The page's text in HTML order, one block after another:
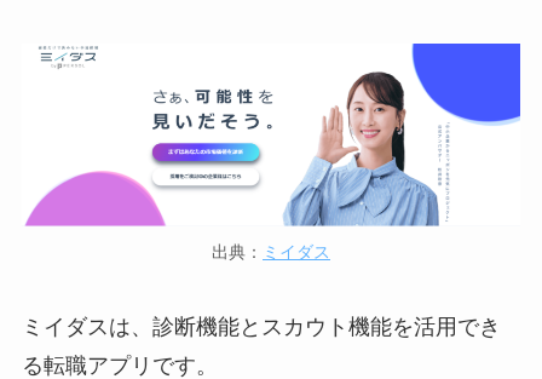
出典： ミイダス
ミイダスは、診断機能とスカウト機能を活用でき
る転職アプリです。